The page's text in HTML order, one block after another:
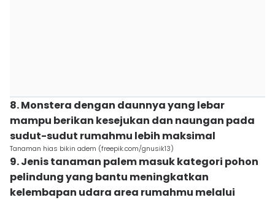
8. Monstera dengan daunnya yang lebar
mampu berikan kesejukan dan naungan pada
sudut-sudut rumahmu lebih maksimal
Tanaman hias bikin adem (freepik.com/gnusik13)
9. Jenis tanaman palem masuk kategori pohon
pelindung yang bantu meningkatkan
kelembapan udara area rumahmu melalui